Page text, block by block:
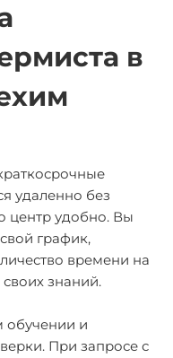
в
удаленно без
центр удобно. Вы
график,
времени на
знаний.
обучении и
При запросе с